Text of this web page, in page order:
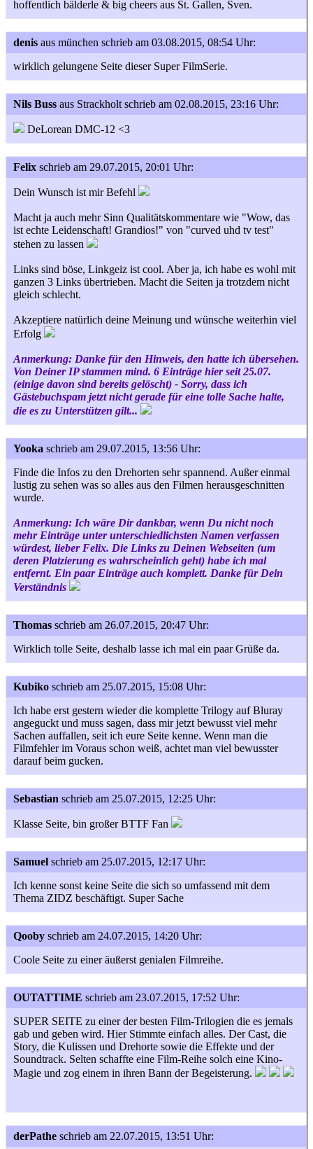
hoffentlich bälderle & big cheers aus St. Gallen, Sven.
denis aus münchen schrieb am 03.08.2015, 08:54 Uhr:
wirklich gelungene Seite dieser Super FilmSerie.
Nils Buss aus Strackholt schrieb am 02.08.2015, 23:16 Uhr:
DeLorean DMC-12 <3
Felix schrieb am 29.07.2015, 20:01 Uhr:
Dein Wunsch ist mir Befehl
Macht ja auch mehr Sinn Qualitätskommentare wie "Wow, das
ist echte Leidenschaft! Grandios!" von "curved uhd tv test"
stehen zu lassen
Links sind böse, Linkgeiz ist cool. Aber ja, ich habe es wohl mit
ganzen 3 Links übertrieben. Macht die Seiten ja trotzdem nicht
gleich schlecht.
Akzeptiere natürlich deine Meinung und wünsche weiterhin viel
Erfolg
Anmerkung: Danke für den Hinweis, den hatte ich übersehen.
Von Deiner IP stammen mind. 6 Einträge hier seit 25.07.
(einige davon sind bereits gelöscht) - Sorry, dass ich
Gästebuchspam jetzt nicht gerade für eine tolle Sache halte,
die es zu Unterstützen gilt...
Yooka schrieb am 29.07.2015, 13:56 Uhr:
Finde die Infos zu den Drehorten sehr spannend. Außer einmal
lustig zu sehen was so alles aus den Filmen herausgeschnitten
wurde.
Anmerkung: Ich wäre Dir dankbar, wenn Du nicht noch
mehr Einträge unter unterschiedlichsten Namen verfassen
würdest, lieber Felix. Die Links zu Deinen Webseiten (um
deren Platzierung es wahrscheinlich geht) habe ich mal
entfernt. Ein paar Einträge auch komplett. Danke für Dein
Verständnis
Thomas schrieb am 26.07.2015, 20:47 Uhr:
Wirklich tolle Seite, deshalb lasse ich mal ein paar Grüße da.
Kubiko schrieb am 25.07.2015, 15:08 Uhr:
Ich habe erst gestern wieder die komplette Trilogy auf Bluray
angeguckt und muss sagen, dass mir jetzt bewusst viel mehr
Sachen auffallen, seit ich eure Seite kenne. Wenn man die
Filmfehler im Voraus schon weiß, achtet man viel bewusster
darauf beim gucken.
Sebastian schrieb am 25.07.2015, 12:25 Uhr:
Klasse Seite, bin großer BTTF Fan
Samuel schrieb am 25.07.2015, 12:17 Uhr:
Ich kenne sonst keine Seite die sich so umfassend mit dem
Thema ZIDZ beschäftigt. Super Sache
Qooby schrieb am 24.07.2015, 14:20 Uhr:
Coole Seite zu einer äußerst genialen Filmreihe.
OUTATTIME schrieb am 23.07.2015, 17:52 Uhr:
SUPER SEITE zu einer der besten Film-Trilogien die es jemals
gab und geben wird. Hier Stimmte einfach alles. Der Cast, die
Story, die Kulissen und Drehorte sowie die Effekte und der
Soundtrack. Selten schaffte eine Film-Reihe solch eine Kino-
Magie und zog einem in ihren Bann der Begeisterung.
derPathe schrieb am 22.07.2015, 13:51 Uhr: